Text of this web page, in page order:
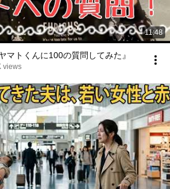
11:48
マトくんに100の質問してみた』
views